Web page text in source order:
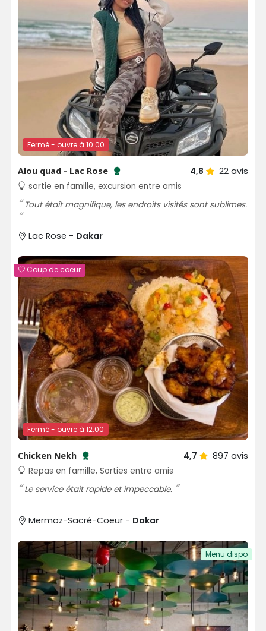
Fermé - ouvre à 10:00
Alou quad - Lac Rose
Testé et approuvé par SénéGuide
4,8 22 avis
sortie en famille, excursion entre amis
Tout était magnifique, les endroits visités sont sublimes.
Lac Rose - Dakar
Fermé - ouvre à 12:00
Coup de coeur
Chicken Nekh
Testé et approuvé par SénéGuide
4,7 897 avis
Repas en famille, Sorties entre amis
Le service était rapide et impeccable.
Mermoz-Sacré-Coeur - Dakar
Menu dispo